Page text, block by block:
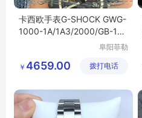
卡西欧手表G-SHOCK GWG-
1000-1A/1A3/2000/GB-1A/
阜阳菲勒
公司
￥ 4659.00 拨打电话